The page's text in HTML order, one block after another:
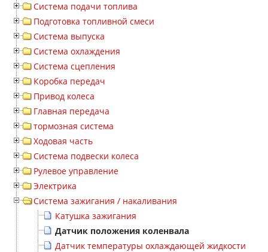
Система подачи топлива
Подготовка топливной смеси
Система выпуска
Система охлаждения
Система сцепления
Коробка передач
Привод колеса
Главная передача
тормозная система
Ходовая часть
Система подвески колеса
Рулевое управление
Электрика
Система зажигания / накаливания
Катушка зажигания
Датчик положения коленвала
Датчик температуры охлаждающей жидкости